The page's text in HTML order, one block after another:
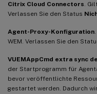
Citrix Cloud Connectors.
Verlassen Sie den Status
Agent-Proxy-Konfiguration
WEM. Verlassen Sie den
VUEMAppCmd extra sync
der Startprogramm für
bevor veröffentlichte
gestartet werden. Dadurch